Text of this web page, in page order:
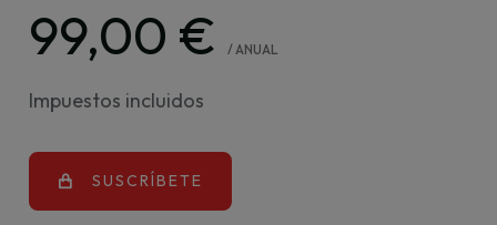
99,00 € / ANUAL
Impuestos incluidos
SUSCRÍBETE